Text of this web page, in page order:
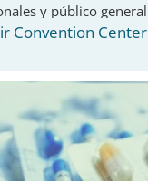
y público general
Convention Center